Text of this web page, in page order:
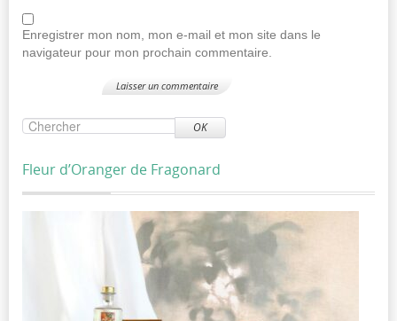
Enregistrer mon nom, mon e-mail et mon site dans le
navigateur pour mon prochain commentaire.
OK
Fleur d’Oranger de Fragonard